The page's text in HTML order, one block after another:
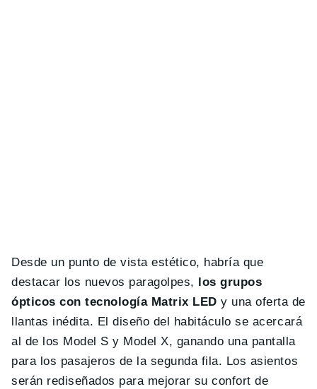
Desde un punto de vista estético, habría que
destacar los nuevos paragolpes, los grupos
ópticos con tecnología Matrix LED y una oferta de
llantas inédita. El diseño del habitáculo se acercará
al de los Model S y Model X, ganando una pantalla
para los pasajeros de la segunda fila. Los asientos
serán rediseñados para mejorar su confort de